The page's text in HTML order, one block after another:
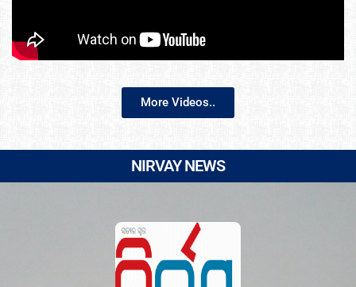
More Videos..
NIRVAY NEWS